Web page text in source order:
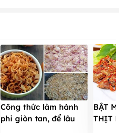
Công thức làm hành
phi giòn tan, để lâu
BẬT
THỊT